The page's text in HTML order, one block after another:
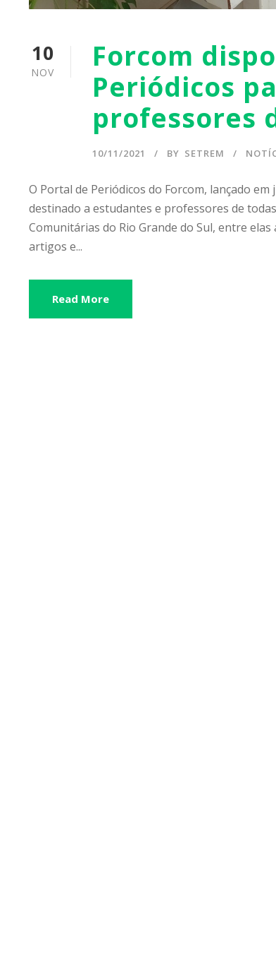
10
NOV
Forcom
Periódicos
professores
10/11/2021 BY SETREM
O Portal de Periódicos do Forcom, lançado
destinado a estudantes e professores de
Comunitárias do Rio Grande do Sul, entre
artigos e...
Read More